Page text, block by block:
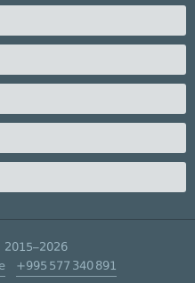
2015–2026
+995 577 340 891